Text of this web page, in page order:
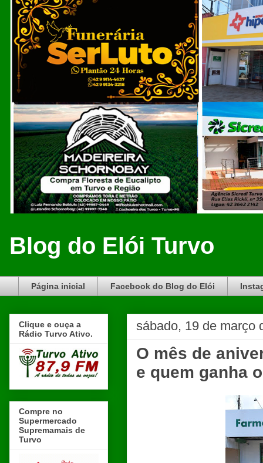
Blog do Elói Turvo
Página inicial Facebook do Blog do Elói
sábado, 19 de março
O mês de
e quem ganha
Clique e ouça a
Rádio Turvo Ativo.
Compre no
Supermercado
Supremamais de
Turvo